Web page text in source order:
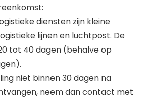
diensten zijn kleine
lijnen en luchtpost. De
tot 40 dagen (behalve op
niet binnen 30 dagen na
neem dan contact met